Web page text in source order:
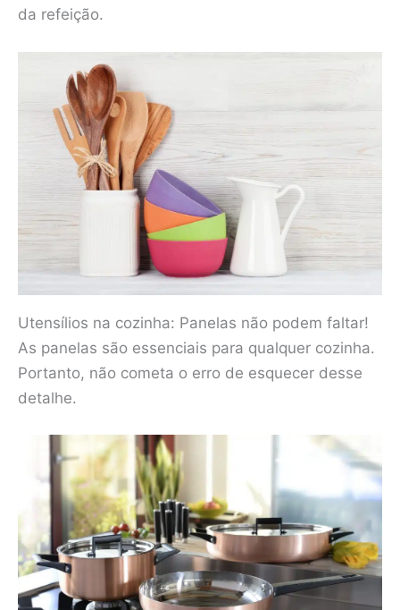
da refeição.
Utensílios na cozinha: Panelas não podem faltar!
As panelas são essenciais para qualquer cozinha.
Portanto, não cometa o erro de esquecer desse
detalhe.